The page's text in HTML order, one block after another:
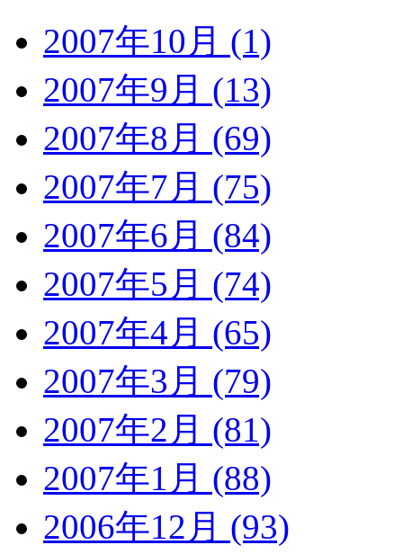
2007年10月 (1)
2007年9月 (13)
2007年8月 (69)
2007年7月 (75)
2007年6月 (84)
2007年5月 (74)
2007年4月 (65)
2007年3月 (79)
2007年2月 (81)
2007年1月 (88)
2006年12月 (93)